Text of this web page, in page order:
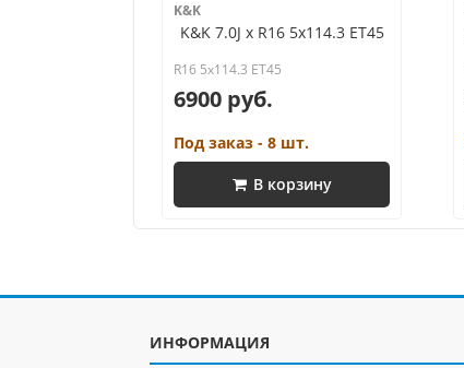
K&K
K&K 7.0J x R16 5x114.3 ET45
R16 5x114.3 ET45
6900 руб.
Под заказ - 8 шт.
В корзину
ИНФОРМАЦИЯ